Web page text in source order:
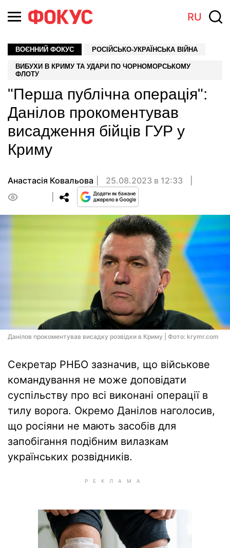
RU
ВОЄННИЙ ФОКУС РОСІЙСЬКО-УКРАЇНСЬКА ВІЙНА
ВИБУХИ В КРИМУ ТА УДАРИ ПО ЧОРНОМОРСЬКОМУ
ФЛОТУ
"Перша публічна операція":
Данілов прокоментував
висадження бійців ГУР у
Криму
Анастасія Ковальова
25.08.2023 в 12:33
Данілов прокоментував висадку розвідки в Криму | Фото: krymr.com
Секретар РНБО зазначив, що військове
командування не може доповідати
суспільству про всі виконані операції в
тилу ворога. Окремо Данілов наголосив,
що росіяни не мають засобів для
запобігання подібним вилазкам
українських розвідників.